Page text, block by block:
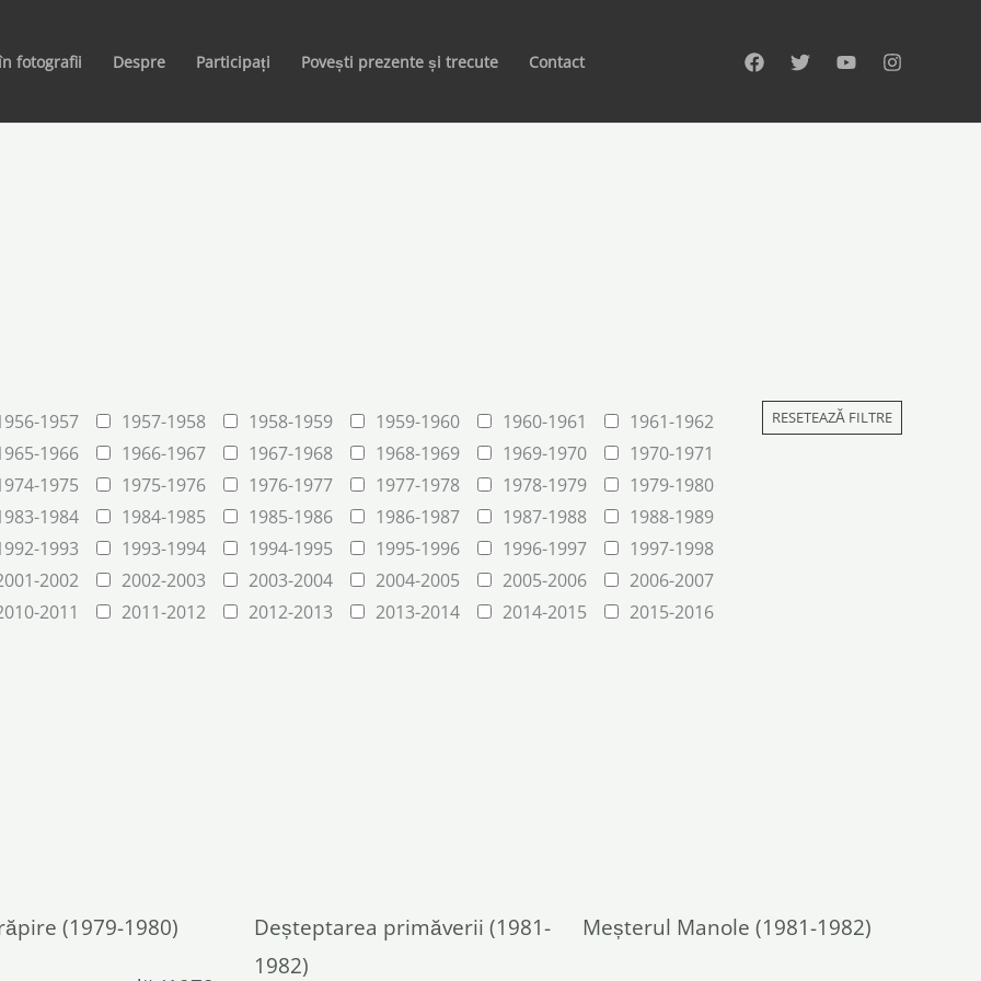
fotografii Despre Participați Povești prezente și trecute Contact
1957 1957-1958 1958-1959 1959-1960 1960-1961
1961-1962
1966 1966-1967 1967-1968 1968-1969 1969-1970
1970-1971
1975 1975-1976 1976-1977 1977-1978 1978-1979
1979-1980
1984 1984-1985 1985-1986 1986-1987 1987-1988
1988-1989
1993 1993-1994 1994-1995 1995-1996 1996-1997
1997-1998
2002 2002-2003 2003-2004 2004-2005 2005-2006
2006-2007
2011 2011-2012 2012-2013 2013-2014 2014-2015
2015-2016
RESETEAZĂ FILTRE
(1979-1980)
Deșteptarea primăverii (1981-
1982)
Meșterul Manole (1981-1982)